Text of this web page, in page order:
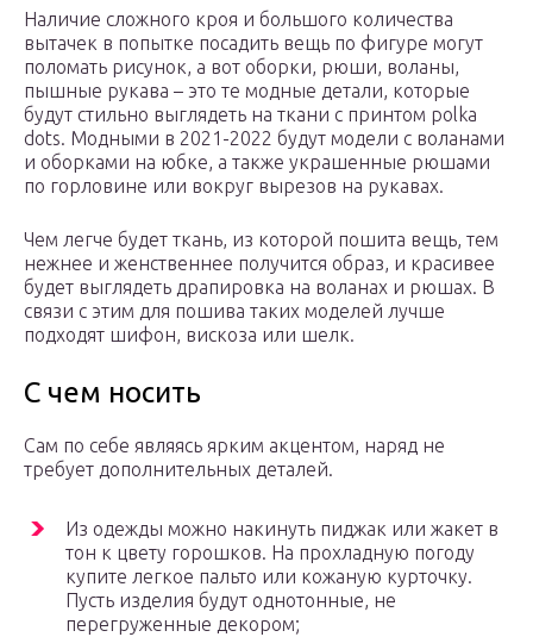
Наличие сложного кроя и большого количества
вытачек в попытке посадить вещь по фигуре могут
поломать рисунок, а вот оборки, рюши, воланы,
пышные рукава – это те модные детали, которые
будут стильно выглядеть на ткани с принтом polka
dots. Модными в 2021-2022 будут модели с воланами
и оборками на юбке, а также украшенные рюшами
по горловине или вокруг вырезов на рукавах.
Чем легче будет ткань, из которой пошита вещь, тем
нежнее и женственнее получится образ, и красивее
будет выглядеть драпировка на воланах и рюшах. В
связи с этим для пошива таких моделей лучше
подходят шифон, вискоза или шелк.
С чем носить
Сам по себе являясь ярким акцентом, наряд не
требует дополнительных деталей.
Из одежды можно накинуть пиджак или жакет в
тон к цвету горошков. На прохладную погоду
купите легкое пальто или кожаную курточку.
Пусть изделия будут однотонные, не
перегруженные декором;